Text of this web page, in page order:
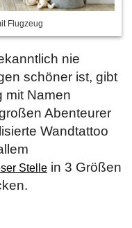
Flugzeug
nie
schöner ist, gibt
mit Namen
Abenteurer
Wandtattoo
Stelle in 3 Größen